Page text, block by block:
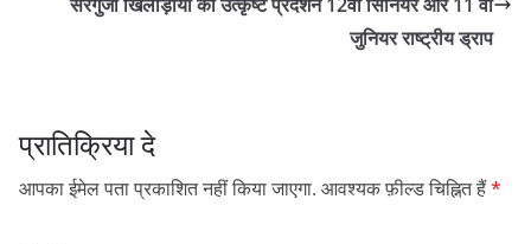
जुनियर राष्ट्रीय ड्राप
प्रातिक्रिया दे
आपका ईमेल पता प्रकाशित नहीं किया जाएगा. आवश्यक फ़ील्ड चिह्नित हैं*